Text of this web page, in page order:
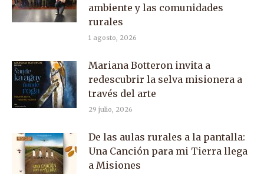
ambiente y las comunidades
rurales
1 agosto, 2026
Mariana Botteron invita a
redescubrir la selva misionera a
través del arte
29 julio, 2026
De las aulas rurales a la pantalla:
Una Canción para mi Tierra llega
a Misiones